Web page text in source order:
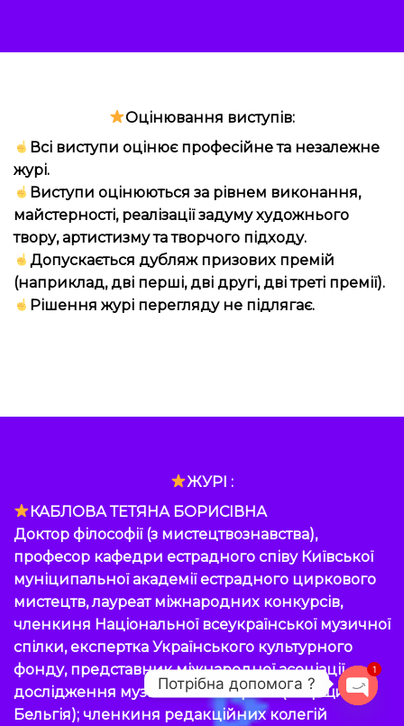
Оцінювання виступів:
Всі виступи оцінює професійне та незалежне
журі.
Виступи оцінюються за рівнем виконання,
майстерності, реалізації задуму художнього
твору, артистизму та творчого підходу.
Допускається дубляж призових премій
(наприклад, дві перші, дві другі, дві треті премії).
Рішення журі перегляду не підлягає.
ЖУРІ :
КАБЛОВА ТЕТЯНА БОРИСІВНА
Доктор філософії (з мистецтвознавства),
професор кафедри естрадного співу Київської
муніципальної академії естрадного циркового
мистецтв, лауреат міжнародних конкурсів,
членкиня Національної всеукраїнської музичної
спілки, експертка Українського культурного
фонду, представник міжнародної асоціації
дослідження музики «Сімметріон»(Угорщина-
Бельгія); членкиня редакційних колегій
Потрібна допомога ?
1